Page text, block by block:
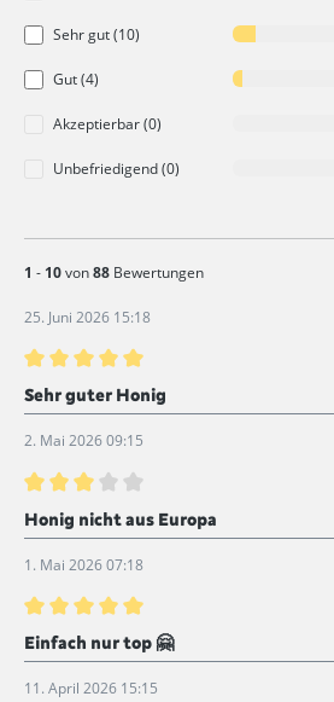
Sehr gut (10)
Gut (4)
Akzeptierbar (0)
Unbefriedigend (0)
1 - 10von88 Bewertungen
25. Juni 2026 15:18
Bewertung mit 5 von 5 Sternen
Sehr guter Honig
2. Mai 2026 09:15
Bewertung mit 3 von 5 Sternen
Honig nicht aus Europa
1. Mai 2026 07:18
Bewertung mit 5 von 5 Sternen
Einfach nur top 🤗
11. April 2026 15:15